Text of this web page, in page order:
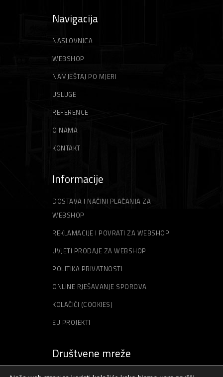
Navigacija
NASLOVNICA
WEBSHOP
NAMJEŠTAJ PO MJERI
USLUGE
REFERENCE
O NAMA
KONTAKT
Informacije
DOSTAVA I NAČINI PLAĆANJA ZA
WEBSHOP
REKLAMACIJE I POVRATI ZA WEBSHOP
UVJETI PRODAJE ZA WEBSHOP
POLITIKA PRIVATNOSTI
ONLINE RJEŠAVANJE SPOROVA
KOLAČIĆI (COOKIES)
EU PROJEKTI
Društvene mreže